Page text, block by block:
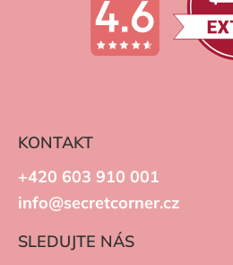
KONTAKT
+420 603 910 001
info@secretcorner.cz
SLEDUJTE NÁS